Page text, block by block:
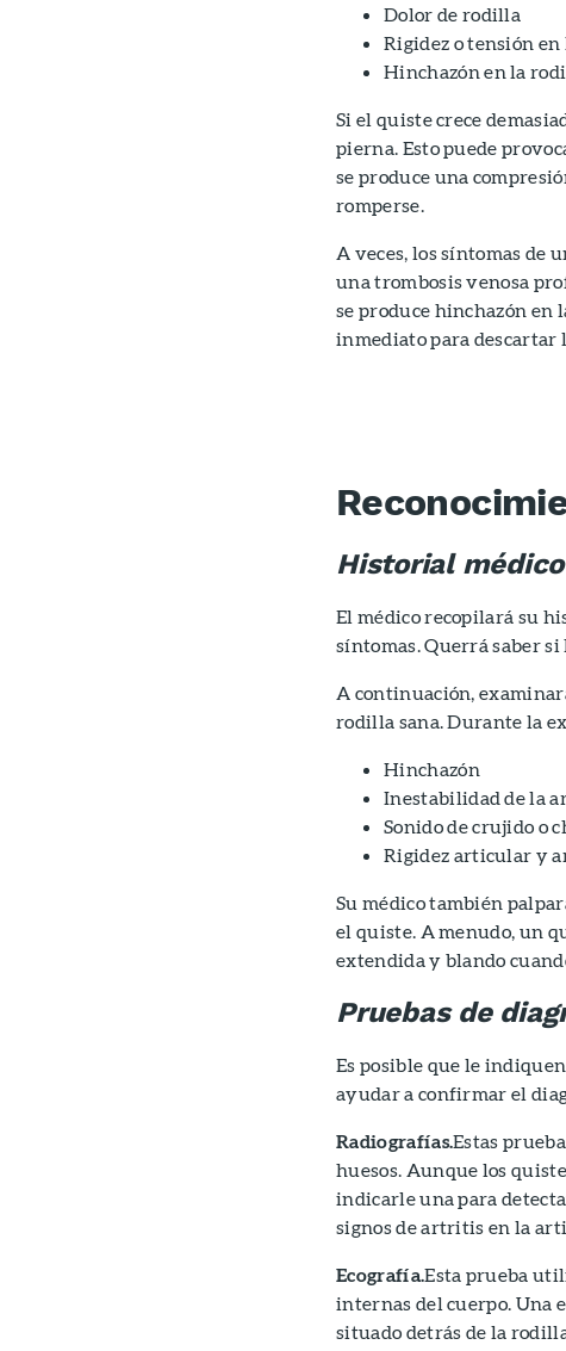
Dolor de rodilla
Rigidez o tensión
Hinchazón en la
Si el quiste crece
pierna. Esto puede
se produce una
romperse.
A veces, los síntomas de
una trombosis venosa
se produce hinchazón en
inmediato para descartar
Historial
El médico recopilará su
síntomas. Querrá saber
A continuación,
rodilla sana. Durante la
Hinchazón
Inestabilidad de la
Sonido de crujido o
Rigidez articular y
Su médico también
el quiste. A menudo, un
extendida y blando
Pruebas de
Es posible que le
ayudar a confirmar el
Radiografías.Estas
huesos. Aunque los
indicarle una para
signos de artritis en la
Ecografía.Esta prueba
internas del cuerpo. Una
situado detrás de la